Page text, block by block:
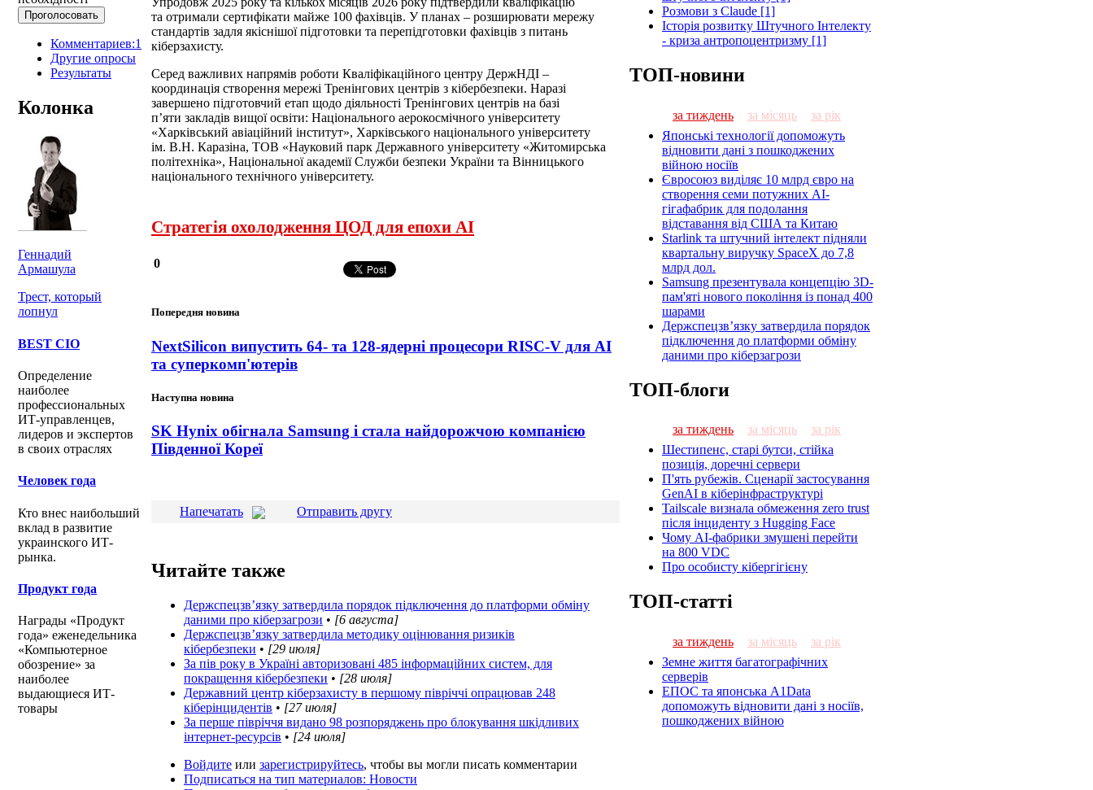
Комментариев:1
Другие опросы
Результаты
Колонка
Геннадий
Армашула
Трест, который
лопнул
BEST CIO
Определение
наиболее
профессиональных
ИТ-управленцев,
лидеров и экспертов
в своих отраслях
Человек года
Кто внес наибольший
вклад в развитие
украинского ИТ-
рынка.
Продукт года
Награды «Продукт
года» еженедельника
«Компьютерное
обозрение» за
наиболее
выдающиеся ИТ-
товары
та отримали сертифікати майже 100 фахівців. У планах – розширювати мережу
стандартів задля якіснішої підготовки та перепідготовки фахівців з питань
кіберзахисту.
Серед важливих напрямів роботи Кваліфікаційного центру ДержНДІ –
координація створення мережі Тренінгових центрів з кібербезпеки. Наразі
завершено підготовчий етап щодо діяльності Тренінгових центрів на базі
п’яти закладів вищої освіти: Національного аерокосмічного університету
«Харківський авіаційний інститут», Харківського національного університету
ім. В.Н. Каразіна, ТОВ «Науковий парк Державного університету «Житомирська
політехніка», Національної академії Служби безпеки України та Вінницького
національного технічного університету.
Стратегія охолодження ЦОД для епохи AI
0
Попередня новина
NextSilicon випустить 64- та 128-ядерні процесори RISC-V для AI
та суперкомп'ютерів
Наступна новина
SK Hynix обігнала Samsung і стала найдорожчою компанією
Південної Кореї
Напечатать Отправить другу
Читайте также
Держспецзв’язку затвердила порядок підключення до платформи обміну
даними про кіберзагрози • [6 августа]
Держспецзв’язку затвердила методику оцінювання ризиків
кібербезпеки • [29 июля]
За пів року в Україні авторизовані 485 інформаційних систем, для
покращення кібербезпеки • [28 июля]
Державний центр кіберзахисту в першому півріччі опрацював 248
кіберінцидентів • [27 июля]
За перше півріччя видано 98 розпоряджень про блокування шкідливих
інтернет-ресурсів • [24 июля]
Войдите или зарегистрируйтесь, чтобы вы могли писать комментарии
Подписаться на тип материалов: Новости
Розмови з Claude [1]
Історія розвитку Штучного Інтелекту
- криза антропоцентризму [1]
ТОП-новини
за тиждень за місяць
за рік
Японські технології допоможуть
відновити дані з пошкоджених
війною носіїв
Євросоюз виділяє 10 млрд євро на
створення семи потужних AI-
гігафабрик для подолання
відставання від США та Китаю
Starlink та штучний інтелект підняли
квартальну виручку SpaceX до 7,8
млрд дол.
Samsung презентувала концепцію 3D-
пам'яті нового покоління із понад 400
шарами
Держспецзв’язку затвердила порядок
підключення до платформи обміну
даними про кіберзагрози
ТОП-блоги
за тиждень за місяць
за рік
Шестипенс, старі бутси, стійка
позиція, доречні сервери
П'ять рубежів. Сценарії застосування
GenAI в кіберінфраструктурі
Tailscale визнала обмеження zero trust
після інциденту з Hugging Face
Чому AI-фабрики змушені перейти
на 800 VDC
Про особисту кібергігієну
ТОП-статті
за тиждень за місяць
за рік
Земне життя багатографічних
серверів
ЕПОС та японська A1Data
допоможуть відновити дані з носіїв,
пошкоджених війною